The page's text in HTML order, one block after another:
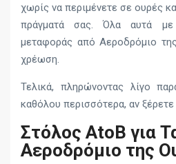
χωρίς να περιμένετε σε ουρές
πράγματά σας. Όλα αυτά με
μεταφοράς από Αεροδρόμιο
χρέωση.
Τελικά, πληρώνοντας λίγο
καθόλου περισσότερα, αν ξέρετε
Στόλος AtoB για
Αεροδρόμιο της